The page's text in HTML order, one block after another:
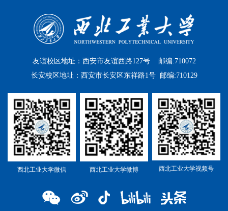
友谊校区地址：西安市友谊西路127号 邮编:710072
长安校区地址：西安市长安区东祥路1号 邮编:710129
西北工业大学微信 西北工业大学微博 西北工业大学视频号